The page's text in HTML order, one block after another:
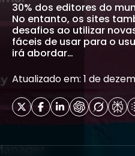
30% dos editores do
No entanto, os sites
desafios ao utilizar
fáceis de usar para o
irá abordar…
Atualizado em: 1 de